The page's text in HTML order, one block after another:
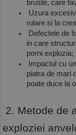
bruste, care
Uzura
rulare si la
Defectele de
in care
porni explozia;
Impactul cu
piatra de mari
poate duce la
2. Metode de
exploziei